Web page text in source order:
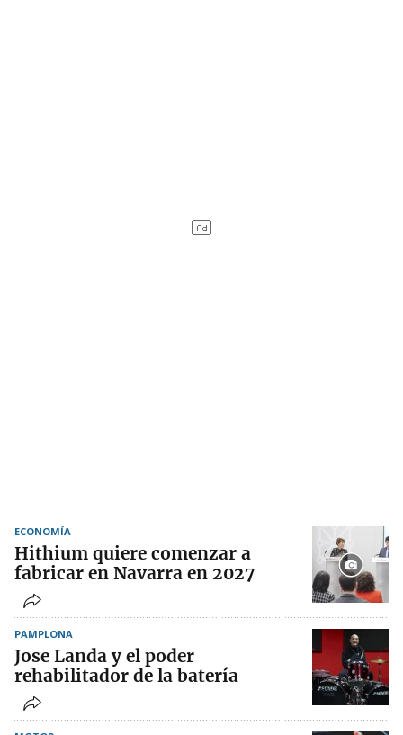
ECONOMÍA
Hithium quiere comenzar a
fabricar en Navarra en 2027
PAMPLONA
Jose Landa y el poder
rehabilitador de la batería